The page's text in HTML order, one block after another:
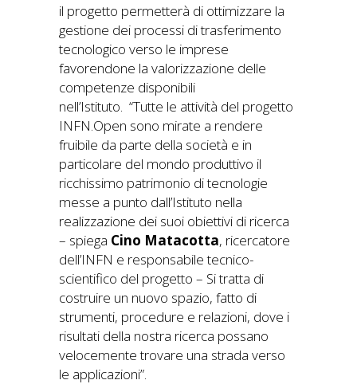
il progetto permetterà di ottimizzare la
gestione dei processi di trasferimento
tecnologico verso le imprese
favorendone la valorizzazione delle
competenze disponibili
nell’Istituto. “Tutte le attività del progetto
INFN.Open sono mirate a rendere
fruibile da parte della società e in
particolare del mondo produttivo il
ricchissimo patrimonio di tecnologie
messe a punto dall’Istituto nella
realizzazione dei suoi obiettivi di ricerca
– spiega Cino Matacotta, ricercatore
dell’INFN e responsabile tecnico-
scientifico del progetto – Si tratta di
costruire un nuovo spazio, fatto di
strumenti, procedure e relazioni, dove i
risultati della nostra ricerca possano
velocemente trovare una strada verso
le applicazioni”.